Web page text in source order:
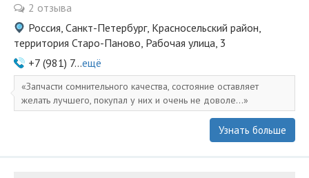
2 отзыва
Россия, Санкт-Петербург, Красносельский район,
территория Старо-Паново, Рабочая улица, 3
+7 (981) 7...ещё
Запчасти сомнительного качества, состояние оставляет
желать лучшего, покупал у них и очень не доволе...
Узнать больше